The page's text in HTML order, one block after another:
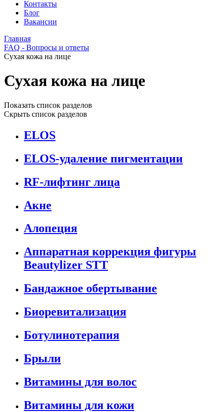
Контакты
Блог
Вакансии
Главная
FAQ - Вопросы и ответы
Сухая кожа на лице
Сухая кожа на лице
Показать список разделов
Скрыть список разделов
ELOS
ELOS-удаление пигментации
RF-лифтинг лица
Акне
Алопеция
Аппаратная коррекция фигуры
Beautylizer STT
Бандажное обертывание
Биоревитализация
Ботулинотерапия
Брыли
Витамины для волос
Витамины для кожи